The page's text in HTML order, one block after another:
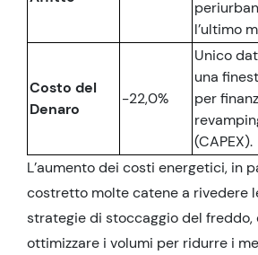
l’ultimo
Costo del
Denaro
-22,0%
Unico
una
per
(CAPEX).
L’aumento dei costi energetici, in
costretto molte catene a rivedere
strategie di stoccaggio del freddo,
ottimizzare i volumi per ridurre i